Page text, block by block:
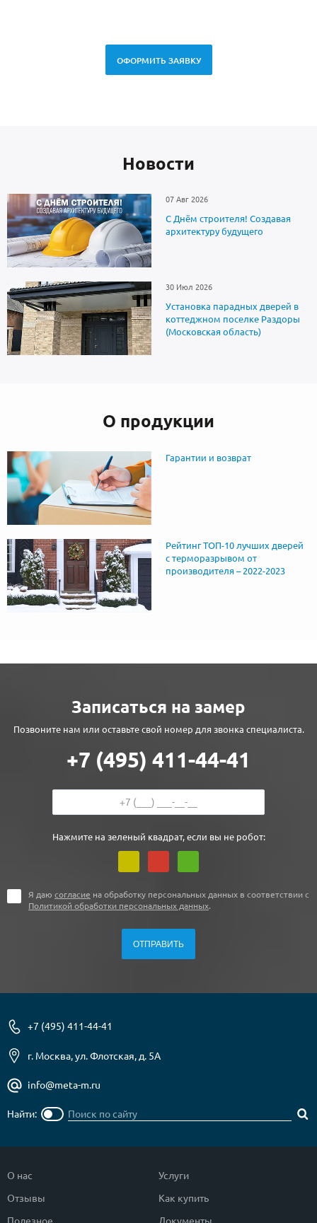
ОФОРМИТЬ ЗАЯВКУ
Новоcти
07 Авг 2026
С Днём строителя! Создавая
архитектуру будущего
30 Июл 2026
Установка парадных дверей в
коттеджном поселке Раздоры
(Московская область)
О продукции
Гарантии и возврат
Рейтинг ТОП-10 лучших дверей
с терморазрывом от
производителя – 2022-2023
Записаться на замер
Позвоните нам или оставьте свой номер для звонка специалиста.
+7 (495) 411-44-41
Нажмите на зеленый квадрат, если вы не робот:
Я даю согласие на обработку персональных данных в соответствии с
Политикой обработки персональных данных.
+7 (495) 411-44-41
г. Москва, ул. Флотская, д. 5А
info@meta-m.ru
Найти:
О нас
Отзывы
Услуги
Как купить